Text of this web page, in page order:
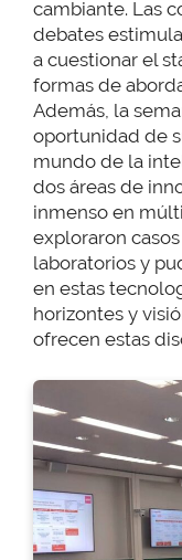
cambiante. Las
debates
a cuestionar el
formas de
Además, la
oportunidad de
mundo de la
dos áreas de
inmenso en
exploraron
laboratorios y
en estas
horizontes y
ofrecen estas